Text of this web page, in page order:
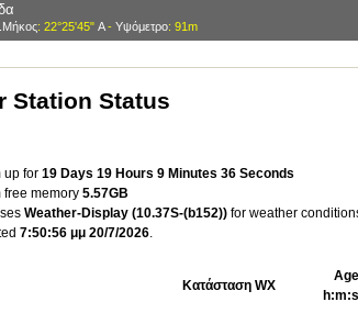
: 22°25'45" Α- Υψόμετρο: 91m
Station Status
up for 19 Days 19 Hours 9 Minutes 36 Seconds
free memory 5.57GB
Weather-Display (10.37S-(b152)) for weather
7:50:56 μμ 20/7/2026.
Κατάσταση WX
Age
h:m:s